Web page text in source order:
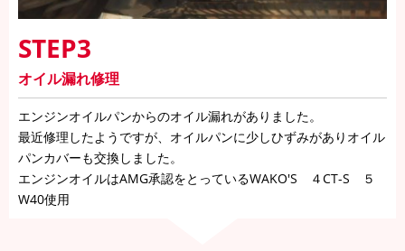
STEP3
オイル漏れ修理
エンジンオイルパンからのオイル漏れがありました。
最近修理したようですが、オイルパンに少しひずみがありオイル
パンカバーも交換しました。
エンジンオイルはAMG承認をとっているWAKO'S ４CT-S ５
W40使用